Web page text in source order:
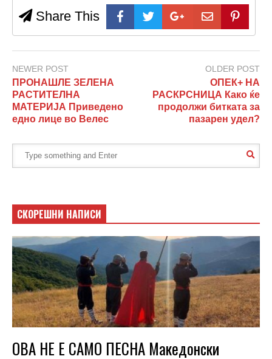
Share This
NEWER POST
ПРОНАШЛЕ ЗЕЛЕНА
РАСТИТЕЛНА
МАТЕРИЈА Приведено
едно лице во Велес
OLDER POST
ОПЕК+ НА
РАСКРСНИЦА Како ќе
продолжи битката за
пазарен удел?
СКОРЕШНИ НАПИСИ
ОВА НЕ Е САМО ПЕСНА Македонски